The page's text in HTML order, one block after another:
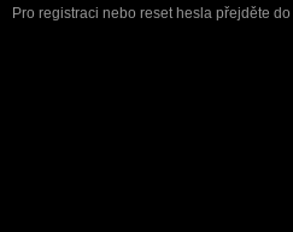
Pro registraci nebo reset hesla přejděte do